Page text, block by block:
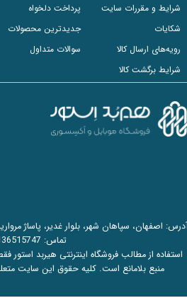
شرایط و مقررات سایت
شکایات
رویه‌های ارسال کالا
شرایط برگشت کالا
پرداخت دلخواه
جدیدترین محصولات
سوالات متداول
تماس:
استفاده از مطالب فروشگاه اینترنتی هیربد استور
منبع بلامانع است. کلیه حقوق این سایت